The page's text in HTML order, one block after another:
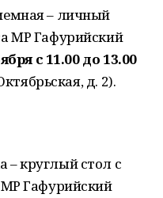
– личный
МР Гафурийский
с 11.00до 13.00
д. 2).
круглый стол с
МР Гафурийский